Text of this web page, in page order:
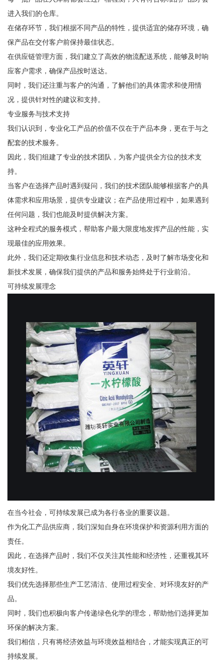
进入我们的仓库。
在储存环节，我们根据不同产品的特性，提供适宜的储存环境，确
保产品在交付客户前保持最佳状态。
在供应链管理方面，我们建立了高效的物流配送系统，能够及时响
应客户需求，确保产品按时送达。
同时，我们还注重与客户的沟通，了解他们的具体需求和使用情
况，提供针对性的建议和支持。
专业服务与技术支持
我们认识到，专业化工产品的价值不仅在于产品本身，更在于与之
配套的技术服务。
因此，我们组建了专业的技术团队，为客户提供全方位的技术支
持。
当客户在选择产品时遇到疑问，我们的技术团队能够根据客户的具
体需求和应用场景，提供专业建议；在产品使用过程中，如果遇到
任何问题，我们也能及时提供解决方案。
这种全程式的服务模式，帮助客户最大限度地发挥产品的性能，实
现最佳的应用效果。
此外，我们还定期收集行业信息和技术动态，及时了解市场变化和
新技术发展，确保我们提供的产品和服务始终处于行业前沿。
可持续发展理念
在当今社会，可持续发展已成为各行各业的重要议题。
作为化工产品供应商，我们深知自身在环境保护和资源利用方面的
责任。
因此，在选择产品时，我们不仅关注其性能和经济性，还重视其环
境友好性。
我们优先选择那些生产工艺清洁、使用过程安全、对环境友好的产
品。
同时，我们也积极向客户传递绿色化学的理念，帮助他们选择更加
环保的解决方案。
我们相信，只有将经济效益与环境效益相结合，才能实现真正的可
持续发展。